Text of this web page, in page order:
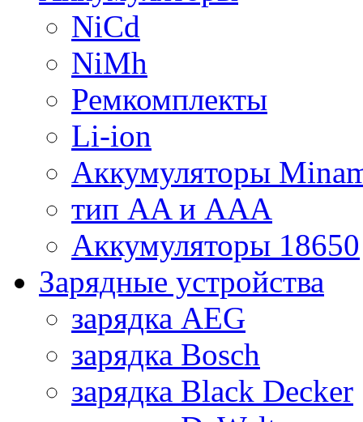
NiCd
NiMh
Ремкомплекты
Li-ion
Аккумуляторы
тип AA и AAA
Аккумуляторы 18650
Зарядные устройства
зарядка AEG
зарядка Bosch
зарядка Black Decker